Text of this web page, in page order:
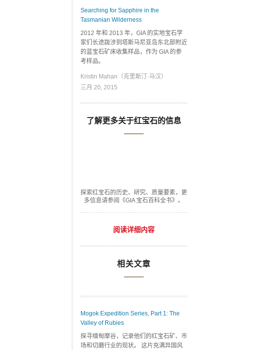
Searching for Sapphire in the
Tasmanian Wilderness
2012 年和 2013 年，GIA 的实地宝石学
家们长途跋涉到塔斯马尼亚岛东北部附近
的蓝宝石矿床收集样品，作为 GIA 的参
考样品。
Kristin Mahan（克里斯汀·马汉）
三月 20, 2015
了解更多关于红宝石的信息
探索红宝石的历史、研究、质量要素，更
多信息请参阅《GIA 宝石百科全书》。
阅读详细内容
相关文章
Mogok Expedition Series, Part 1: The
Valley of Rubies
探寻缅甸摩谷，记录他们的红宝石矿、市
场和切磨行业的现状。 这片充满异国风